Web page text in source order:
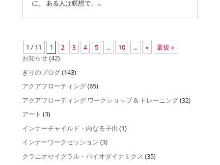
に、 ある人は瞑想で、...
1 / 11 1 2 3 4 5 ... 10 ... »
最後 »
お知らせ(42)
ぎりのブログ(143)
アクアフローティング(65)
アクアフローティング ワークショップ & トレーニング(32)
アート (3)
インナーチャイルド・内なる子供(1)
インナーワークセッション (3)
クラニオセイクラル・バイオダイナミクス (35)